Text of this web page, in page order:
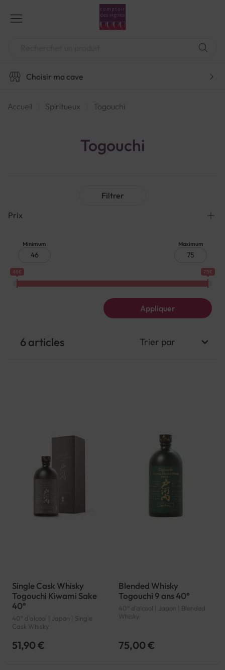
contenu
Choisir ma cave
Accueil Spiritueux Togouchi
Togouchi
6articles
Single Cask Whisky
Togouchi Kiwami Sake
40°
40° d'alcool | Japon | Single
Cask Whisky
51,90 €
Blended Whisky
Togouchi 9 ans 40°
40° d'alcool | Japon | Blended
Whisky
75,00 €
Filtrer
Prix
Minimum Maximum
46€ 75€
Appliquer